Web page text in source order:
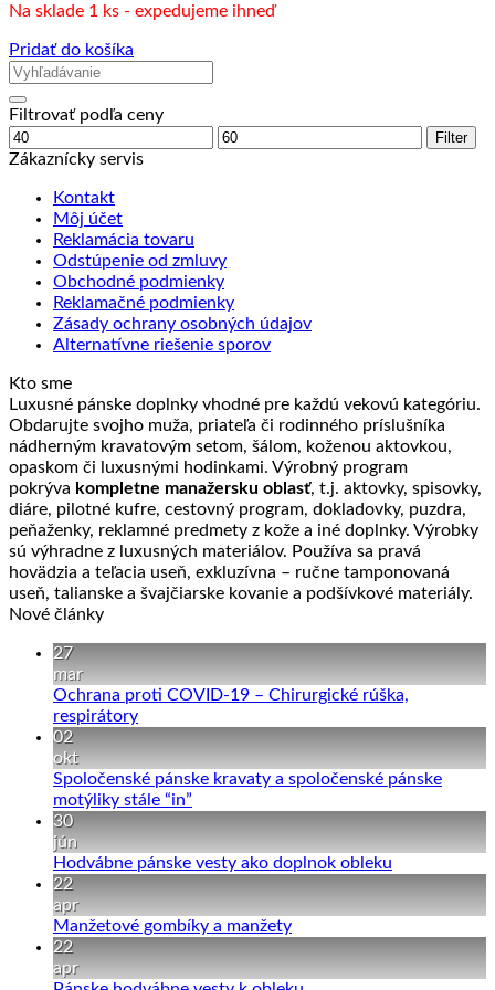
Na sklade 1 ks - expedujeme ihneď
Pridať do košíka
Filtrovať podľa ceny
Minimálna
cena
Maximálna
Filter
Zákaznícky servis
Kontakt
Môj účet
Reklamácia tovaru
Odstúpenie od zmluvy
Obchodné podmienky
Reklamačné podmienky
Zásady ochrany osobných údajov
Alternatívne riešenie sporov
Kto sme
Luxusné pánske doplnky vhodné pre každú vekovú kategóriu.
Obdarujte svojho muža, priateľa či rodinného príslušníka
nádherným kravatovým setom, šálom, koženou aktovkou,
opaskom či luxusnými hodinkami. Výrobný program
pokrýva kompletne manažersku oblasť, t.j. aktovky, spisovky,
diáre, pilotné kufre, cestovný program, dokladovky, puzdra,
peňaženky, reklamné predmety z kože a iné doplnky. Výrobky
sú výhradne z luxusných materiálov. Používa sa pravá
hovädzia a teľacia useň, exkluzívna – ručne tamponovaná
useň, talianske a švajčiarske kovanie a podšívkové materiály.
Nové články
27
mar
Ochrana proti COVID-19 – Chirurgické rúška,
respirátoryŽiadne
Ochrana
proti
–
respirátory
02
okt
Spoločenské pánske kravaty a spoločenské pánske
motýliky stále “in”
Spoločenské
a
motýliky
30
jún
Hodvábne pánske vesty ako doplnok obleku
22
apr
Manžetové gombíky a manžetyŽiadne
Manžetové
22
apr